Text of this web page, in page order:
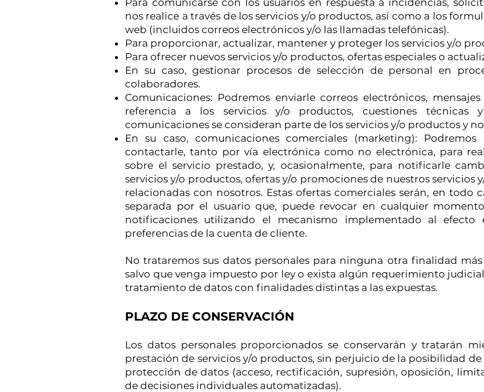
Para comunicarse con los usuarios en respuesta a incidencias,
nos realice a través de los servicios y/o productos, así como a los
web (incluidos correos electrónicos y/o las llamadas telefónicas).
Para proporcionar, actualizar, mantener y proteger los servicios y/o
Para ofrecer nuevos servicios y/o productos, ofertas especiales o
En su caso, gestionar procesos de selección de personal en
colaboradores.
Comunicaciones: Podremos enviarle correos electrónicos,
referencia a los servicios y/o productos, cuestiones técnicas
comunicaciones se consideran parte de los servicios y/o productos y
En su caso, comunicaciones comerciales (marketing):
contactarle, tanto por vía electrónica como no electrónica, para
sobre el servicio prestado, y, ocasionalmente, para notificarle
servicios y/o productos, ofertas y/o promociones de nuestros servicios
relacionadas con nosotros. Estas ofertas comerciales serán, en todo
separada por el usuario que, puede revocar en cualquier
notificaciones utilizando el mecanismo implementado al
preferencias de la cuenta de cliente.
No trataremos sus datos personales para ninguna otra finalidad
salvo que venga impuesto por ley o exista algún requerimiento
tratamiento de datos con finalidades distintas a las expuestas.
PLAZO DE CONSERVACIÓN
Los datos personales proporcionados se conservarán y tratarán
prestación de servicios y/o productos, sin perjuicio de la posibilidad
protección de datos (acceso, rectificación, supresión, oposición,
de decisiones individuales automatizadas).